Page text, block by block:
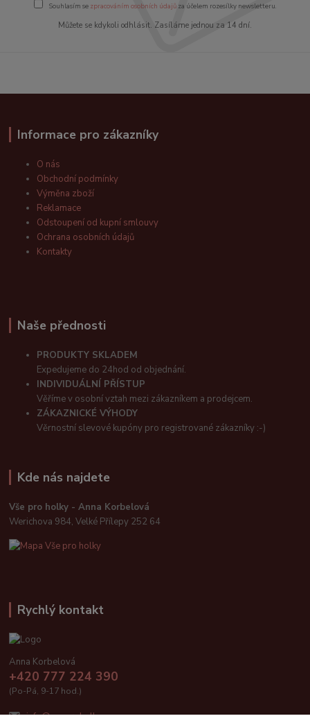
Souhlasím se zpracováním osobních údajůza účelem rozesílky newsletteru.
Můžete se kdykoli odhlásit. Zasíláme jednou za 14 dní.
Informace pro zákazníky
O nás
Obchodní podmínky
Výměna zboží
Reklamace
Odstoupení od kupní smlouvy
Ochrana osobních údajů
Kontakty
Naše přednosti
PRODUKTY SKLADEM
Expedujeme do 24hod od objednání.
INDIVIDUÁLNÍ PŘÍSTUP
Věříme v osobní vztah mezi zákazníkem a prodejcem.
ZÁKAZNICKÉ VÝHODY
Věrnostní slevové kupóny pro registrované zákazníky :-)
Kde nás najdete
Vše pro holky - Anna Korbelová
Werichova 984, Velké Přílepy 252 64
Rychlý kontakt
Anna Korbelová
+420 777 224 390
(Po-Pá, 9-17 hod.)
info@vseproholky.cz